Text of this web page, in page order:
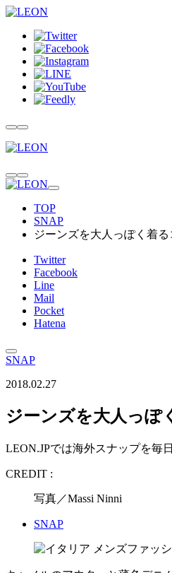
TOP
SNAP
ジーンズを大人っぽく着る
Twitter
Facebook
Line
Mail
Pocket
Hatena
SNAP
2018.02.27
ジーンズを大人っぽ
LEON.JPでは海外スナップを毎
CREDIT :
写真／Massi Ninni
SNAP